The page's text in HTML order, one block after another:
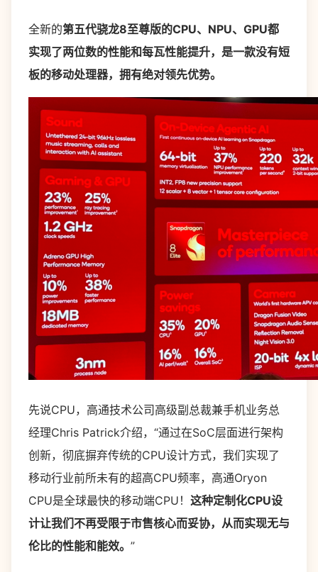
全新的第五代骁龙8至尊版的CPU、NPU、GPU都
实现了两位数的性能和每瓦性能提升，是一款没有短
板的移动处理器，拥有绝对领先优势。
先说CPU，高通技术公司高级副总裁兼手机业务总
经理Chris Patrick介绍，“通过在SoC层面进行架构
创新，彻底摒弃传统的CPU设计方式，我们实现了
移动行业前所未有的超高CPU频率，高通Oryon
CPU是全球最快的移动端CPU！ 这种定制化CPU设
计让我们不再受限于市售核心而妥协，从而实现无与
伦比的性能和能效。 ”